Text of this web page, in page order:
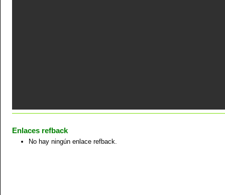
Enlaces refback
No hay ningún enlace refback.